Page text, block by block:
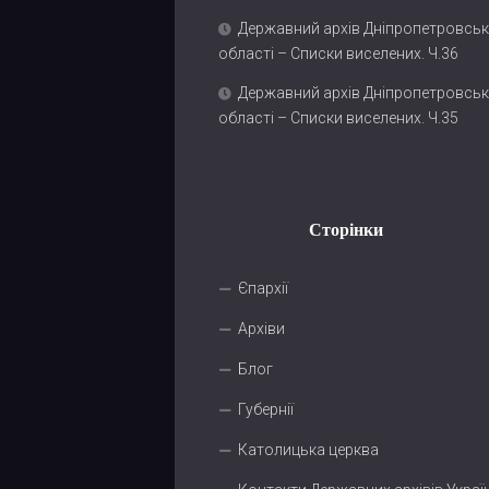
Державний архів
області – Списки виселених. Ч.36
Державний архів
області – Списки виселених. Ч.35
Сторінки
Єпархії
Архіви
Блог
Губернії
Католицька церква